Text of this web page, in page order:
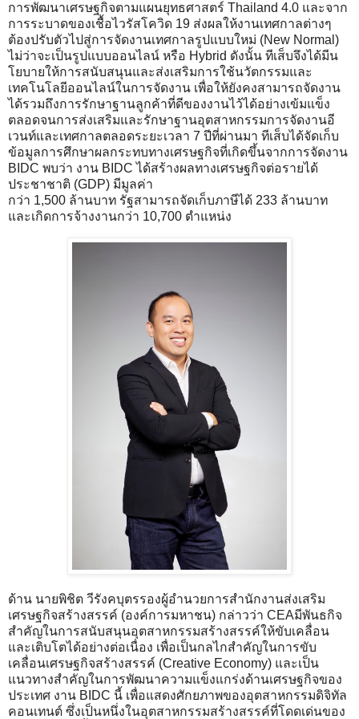
การพัฒนาเศรษฐกิจตามแผนยุทธศาสตร์ Thailand 4.0 และจาก
การระบาดของเชื้อไวรัสโควิด 19 ส่งผลให้งานเทศกาลต่างๆ
ต้องปรับตัวไปสู่การจัดงานเทศกาลรูปแบบใหม่ (New Normal)
ไม่ว่าจะเป็นรูปแบบออนไลน์ หรือ Hybrid ดังนั้น ทีเส็บจึงได้มีน
โยบายให้การสนับสนุนและส่งเสริมการใช้นวัตกรรมและ
เทคโนโลยีออนไลน์ในการจัดงาน เพื่อให้ยังคงสามารถจัดงาน
ได้รวมถึงการรักษาฐานลูกค้าที่ดีของงานไว้ได้อย่างเข้มแข็ง
ตลอดจนการส่งเสริมและรักษาฐานอุตสาหกรรมการจัดงานอี
เวนท์และเทศกาลตลอดระยะเวลา 7 ปีที่ผ่านมา ทีเส็บได้จัดเก็บ
ข้อมูลการศึกษาผลกระทบทางเศรษฐกิจที่เกิดขึ้นจากการจัดงาน
BIDC พบว่า งาน BIDC ได้สร้างผลทางเศรษฐกิจต่อรายได้
ประชาชาติ (GDP) มีมูลค่า
กว่า 1,500 ล้านบาท รัฐสามารถจัดเก็บภาษีได้ 233 ล้านบาท
และเกิดการจ้างงานกว่า 10,700 ตำแหน่ง
ด้าน นายพิชิต วีรังคบุตรรองผู้อำนวยการสำนักงานส่งเสริม
เศรษฐกิจสร้างสรรค์ (องค์การมหาชน) กล่าวว่า CEAมีพันธกิจ
สำคัญในการสนับสนุนอุตสาหกรรมสร้างสรรค์ให้ขับเคลื่อน
และเติบโตได้อย่างต่อเนื่อง เพื่อเป็นกลไกสำคัญในการขับ
เคลื่อนเศรษฐกิจสร้างสรรค์ (Creative Economy) และเป็น
แนวทางสำคัญในการพัฒนาความแข็งแกร่งด้านเศรษฐกิจของ
ประเทศ งาน BIDC นี้ เพื่อแสดงศักยภาพของอุตสาหกรรมดิจิทัล
คอนเทนต์ ซึ่งเป็นหนึ่งในอุตสาหกรรมสร้างสรรค์ที่โดดเด่นของ